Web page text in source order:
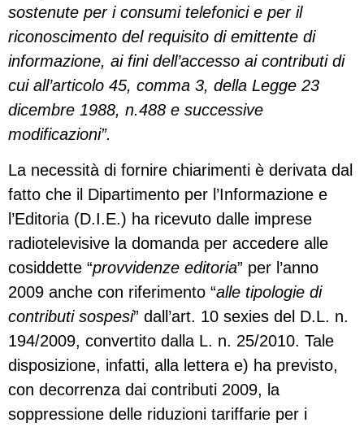
sostenute per i consumi telefonici e per il
riconoscimento del requisito di emittente di
informazione, ai fini dell’accesso ai contributi di
cui all’articolo 45, comma 3, della Legge 23
dicembre 1988, n.488 e successive
modificazioni”.
La necessità di fornire chiarimenti è derivata dal
fatto che il Dipartimento per l’Informazione e
l’Editoria (D.I.E.) ha ricevuto dalle imprese
radiotelevisive la domanda per accedere alle
cosiddette “provvidenze editoria” per l’anno
2009 anche con riferimento “alle tipologie di
contributi sospesi” dall’art. 10 sexies del D.L. n.
194/2009, convertito dalla L. n. 25/2010. Tale
disposizione, infatti, alla lettera e) ha previsto,
con decorrenza dai contributi 2009, la
soppressione delle riduzioni tariffarie per i